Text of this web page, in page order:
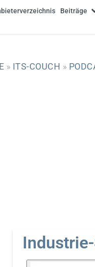
Beiträge
» ITS-COUCH »